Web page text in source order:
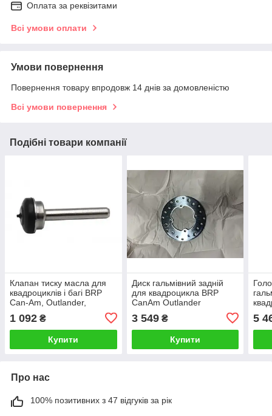
Оплата за реквізитами
Всі умови оплати
Умови повернення
Повернення товару впродовж 14 днів за домовленістю
Всі умови повернення
Подібні товари компанії
Клапан тиску масла для
квадроциклів і багі BRP
Can-Am, Outlander,
Maverick, Defender,
Commander, 420656370
1 092 ₴
Купити
Диск гальмівний задній
для квадроцикла BRP
CanAm Outlander
705600604
3 549₴
Купити
5
Про нас
100% позитивних з 47 відгуків за рік